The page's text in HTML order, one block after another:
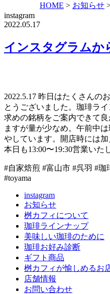
HOME > お知らせ
instagram
2022.05.17
インスタグラムか
2022.5.17 昨日はたくさんの
とうございました。珈琲ラ
求めの銘柄をご案内できて
ますが量が少なめ。午前中
やしています。開店時には加
本日も13:00〜19:30営業いた
#自家焙煎 #富山市 #呉羽 #珈
#toyama
instagram
お知らせ
桝カフィについて
珈琲ラインナップ
美味しい珈琲のために
珈琲お好み診断
ギフト商品
桝カフィが愉しめるお
店舗情報
お問い合わせ